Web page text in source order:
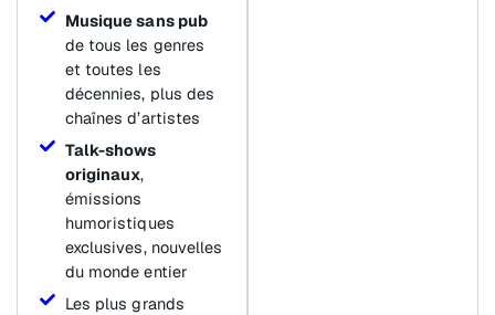
Musique sans pub
de tous les genres
et toutes les
décennies, plus des
chaînes d’artistes
Talk-shows
originaux,
émissions
humoristiques
exclusives, nouvelles
du monde entier
Les plus grands